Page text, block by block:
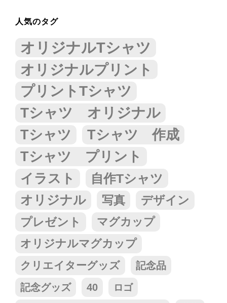
人気のタグ
オリジナルTシャツ
オリジナルプリント
プリントTシャツ
Tシャツ オリジナル
Tシャツ
Tシャツ 作成
Tシャツ プリント
イラスト 自作Tシャツ
オリジナル 写真
デザイン
プレゼント
マグカップ
オリジナルマグカップ
クリエイターグッズ
記念品
記念グッズ
40 ロゴ